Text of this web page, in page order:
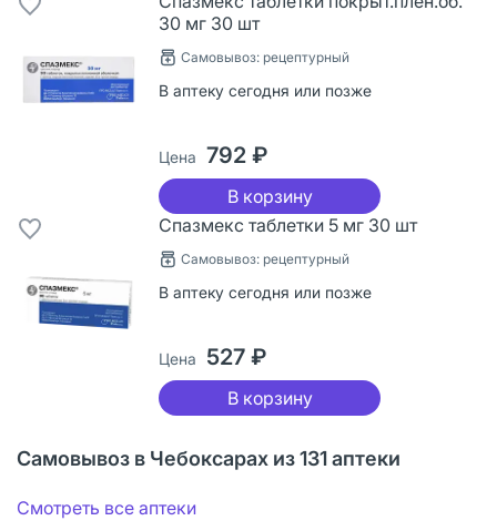
30 мг 30 шт
Самовывоз: рецептурный
В аптеку сегодня или позже
Цена 792 ₽
В корзину
Спазмекс таблетки 5 мг 30 шт
Самовывоз: рецептурный
В аптеку сегодня или позже
Цена 527 ₽
В корзину
Самовывоз в Чебоксарах из 131 аптеки
Смотреть все аптеки